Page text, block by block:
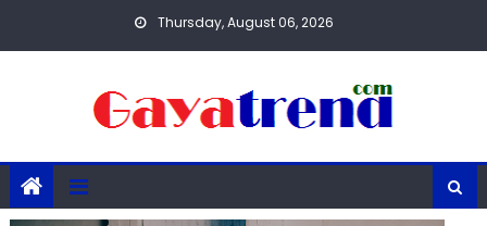
Thursday, August 06, 2026